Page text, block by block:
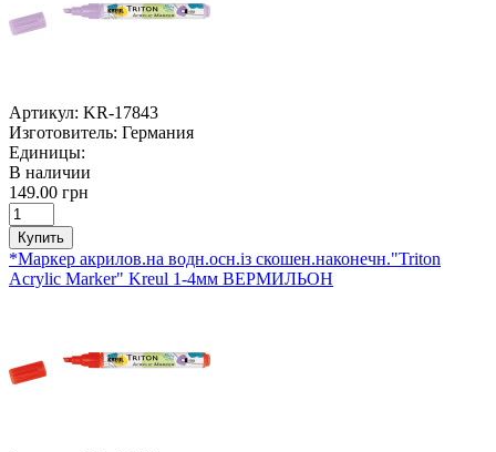
Артикул: KR-17843
Изготовитель: Германия
Единицы:
В наличии
149.00 грн
Купить
*Маркер акрилов.на водн.осн.із скошен.наконечн."Triton
Acrylic Marker" Kreul 1-4мм ВЕРМИЛЬОН